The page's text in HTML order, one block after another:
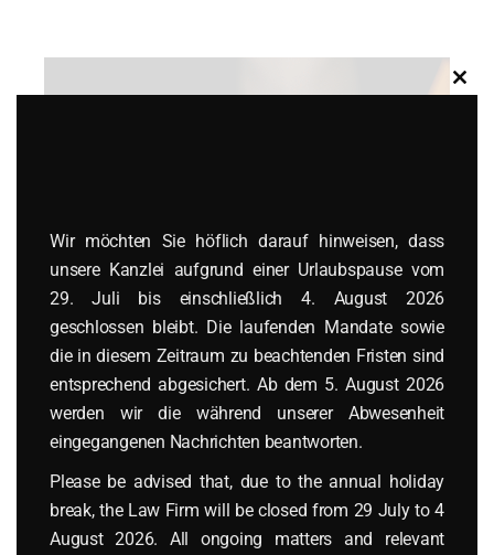
30 Januar 2019
Gesetzesänderungen,Recht in Polen
Wir möchten Sie höflich darauf hinweisen, dass
unsere Kanzlei aufgrund einer Urlaubspause vom
29. Juli bis einschließlich 4. August 2026
geschlossen bleibt. Die laufenden Mandate sowie
die in diesem Zeitraum zu beachtenden Fristen sind
entsprechend abgesichert. Ab dem 5. August 2026
werden wir die während unserer Abwesenheit
eingegangenen Nachrichten beantworten.
Please be advised that, due to the annual holiday
break, the Law Firm will be closed from 29 July to 4
August 2026. All ongoing matters and relevant